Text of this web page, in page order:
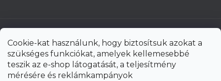
Cookie-kat használunk, hogy biztosítsuk azokat a
szükséges funkciókat, amelyek kellemesebbé
teszik az e-shop látogatását, a teljesítmény
mérésére és reklámkampányok